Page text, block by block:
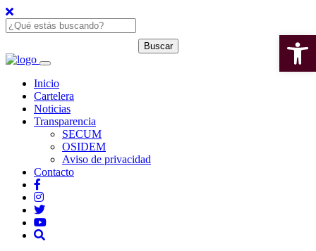
Inicio
Cartelera
Noticias
Transparencia
SECUM
OSIDEM
Aviso de privacidad
Contacto